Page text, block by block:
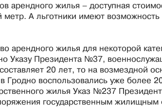
арендного жилья – доступная
метр. А льготники имеют
арендного жилья для некоторой
Указу Президента №37,
20 лет, то на возмездной
Гродно воспользовались уже более
жилья Указ №237
государственным